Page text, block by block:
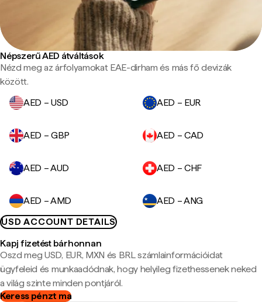
Népszerű AED átváltások
Nézd meg az árfolyamokat EAE-dirham és más fő devizák
között.
AED – USD
AED – EUR
AED – GBP AED – CAD
AED – AUD AED – CHF
AED – AMD
AED – ANG
USD ACCOUNT DETAILS
Kapj fizetést bárhonnan
Oszd meg USD, EUR, MXN és BRL számlainformációidat
ügyfeleid és munkaadódnak, hogy helyileg fizethessenek neked
a világ szinte minden pontjáról.
Keress pénzt ma